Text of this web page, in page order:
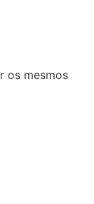
os mesmos